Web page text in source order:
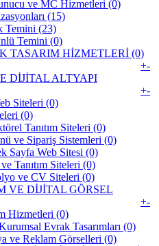
ve MC Hizmetleri (0)
(15)
Temini (23)
Temini (0)
TASARIM HİZMETLERİ (0)
+-
DİJİTAL ALTYAPI
+-
Siteleri (0)
(0)
Tanıtım Siteleri (0)
ve Sipariş Sistemleri (0)
Sayfa Web Sitesi (0)
Tanıtım Siteleri (0)
ve CV Siteleri (0)
VE DİJİTAL GÖRSEL
+-
Hizmetleri (0)
Evrak Tasarımları (0)
ve Reklam Görselleri (0)